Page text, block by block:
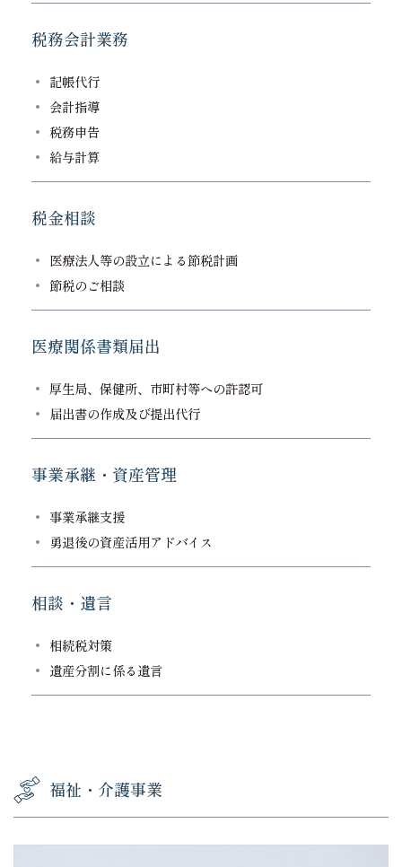
税務会計業務
記帳代行
会計指導
税務申告
給与計算
税金相談
医療法人等の設立による節税計画
節税のご相談
医療関係書類届出
厚生局、保健所、市町村等への許認可
届出書の作成及び提出代行
事業承継・資産管理
事業承継支援
勇退後の資産活用アドバイス
相談・遺言
相続税対策
遺産分割に係る遺言
福祉・介護事業